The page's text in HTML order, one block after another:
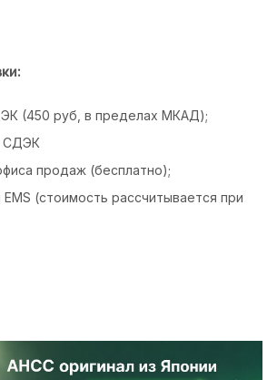
(450 руб, в пределах МКАД);
СДЭК
продаж (бесплатно);
(стоимость рассчитывается при